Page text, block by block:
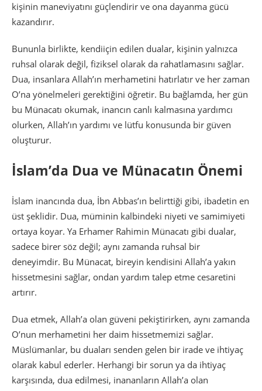
kişinin maneviyatını güçlendirir ve ona dayanma gücü
kazandırır.
Bununla birlikte, kendiiçin edilen dualar, kişinin yalnızca
ruhsal olarak değil, fiziksel olarak da rahatlamasını sağlar.
Dua, insanlara Allah’ın merhametini hatırlatır ve her zaman
O’na yönelmeleri gerektiğini öğretir. Bu bağlamda, her gün
bu Münacatı okumak, inancın canlı kalmasına yardımcı
olurken, Allah’ın yardımı ve lütfu konusunda bir güven
oluşturur.
İslam’da Dua ve Münacatın Önemi
İslam inancında dua, İbn Abbas’ın belirttiği gibi, ibadetin en
üst şeklidir. Dua, müminin kalbindeki niyeti ve samimiyeti
ortaya koyar. Ya Erhamer Rahimin Münacatı gibi dualar,
sadece birer söz değil; aynı zamanda ruhsal bir
deneyimdir. Bu Münacat, bireyin kendisini Allah’a yakın
hissetmesini sağlar, ondan yardım talep etme cesaretini
artırır.
Dua etmek, Allah’a olan güveni pekiştirirken, aynı zamanda
O’nun merhametini her daim hissetmemizi sağlar.
Müslümanlar, bu duaları senden gelen bir irade ve ihtiyaç
olarak kabul ederler. Herhangi bir sorun ya da ihtiyaç
karşısında, dua edilmesi, inananların Allah’a olan